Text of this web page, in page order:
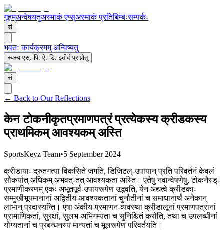
गृहम्अन्वेषयतुअस्माकं एप्स्अस्माकं प्रतिबिम्बःसम्पर्कः
सं
भवतः कार्यक्रमम् अन्विष्यतु
स्वस्य एस्. पि. ऐ. डि. इतीदं प्राप्नोतु
सं
← Back to Our Reflections
केन टोकनीकृतप्रमाणपत्रं प्रत्येकस्य क्रीडकस्य
प्राथमिकम् आवश्यकम् अस्ति
SportsKeyz Team•5 September 2024
क्रीडायाः द्रुतगत्या विकसिते जगति, डिजिटल्-उपायान् प्रति परिवर्तनं केवलं
सौकर्यात् अधिकम् अभवत्-तत् आवश्यकता अस्ति। एतेषु नवान्वेषणेषु, टोकनैस्ड्-
प्रमाणीकरणम् एकः अभूतपूर्व-उपायरूपेण उद्भवति, येन अद्यत्वे क्रीडकाः
सम्मुखीभूयमानानां अद्वितीय-आवश्यकतानां चुनौतीनां च समाधानार्थं अनेकान्
लाभान् प्रदास्यन्ति। एषा अंकीय-प्रमाणन-व्यवस्था क्रीडालूनां प्रमाणपत्रानां
प्रामाणिकतां, सुरक्षां, सुलभ-अभिगम्यता च सुनिश्चितं करोति, तथा च उपलब्धीनां
योग्यतानां च प्रबन्धनस्य मान्यतां च मूलरूपेण परिवर्तयति।